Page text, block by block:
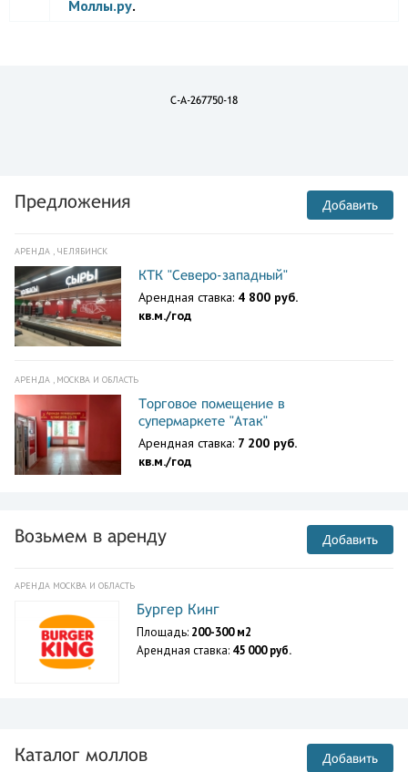
Моллы.ру.
C-A-267750-18
Предложения Добавить
АРЕНДА , ЧЕЛЯБИНСК
КТК "Северо-западный"
Арендная ставка: 4 800 руб.
кв.м./год
АРЕНДА , МОСКВА И ОБЛАСТЬ
Торговое помещение в
супермаркете "Атак"
Арендная ставка: 7 200 руб.
кв.м./год
Возьмем в аренду Добавить
АРЕНДА МОСКВА И ОБЛАСТЬ
Бургер Кинг
Площадь: 200-300 м2
Арендная ставка: 45 000 руб.
Каталог моллов Добавить